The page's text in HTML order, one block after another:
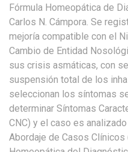
Fórmula Homeopática de
Carlos N. Cámpora. Se
mejoría compatible con el
Cambio de Entidad
sus crisis asmáticas, con
suspensión total de los
seleccionan los síntomas
determinar Síntomas
CNC) y el caso es
Abordaje de Casos Clínicos